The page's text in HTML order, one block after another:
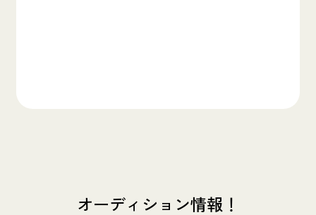
オーディション情報！